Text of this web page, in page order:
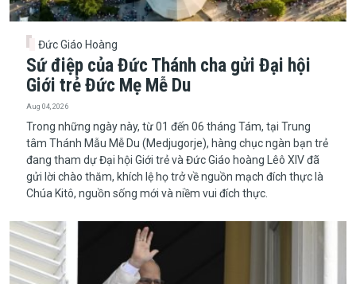
Đức Giáo Hoàng
Sứ điệp của Đức Thánh cha gửi Đại hội
Giới trẻ Đức Mẹ Mễ Du
Aug 04, 2026
​​​​​​​Trong những ngày này, từ 01 đến 06 tháng Tám, tại Trung
tâm Thánh Mẫu Mễ Du (Medjugorje), hàng chục ngàn bạn trẻ
đang tham dự Đại hội Giới trẻ và Đức Giáo hoàng Lêô XIV đã
gửi lời chào thăm, khích lệ họ trở về nguồn mạch đích thực là
Chúa Kitô, nguồn sống mới và niềm vui đích thực.